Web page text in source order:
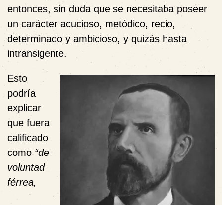
entonces, sin duda que se necesitaba poseer
un carácter acucioso, metódico, recio,
determinado y ambicioso, y quizás hasta
intransigente.
Esto
podría
explicar
que fuera
calificado
como“de
voluntad
férrea,